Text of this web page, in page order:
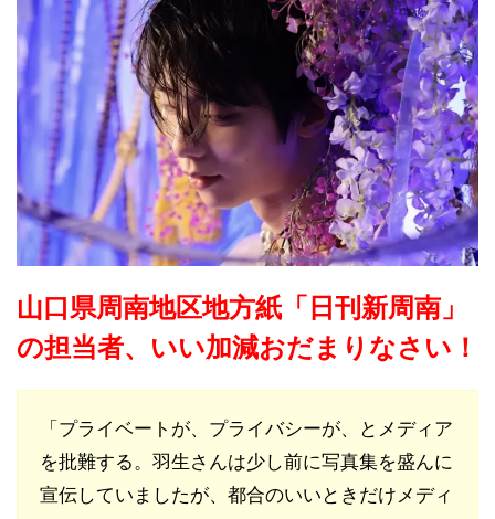
山口県周南地区地方紙「日刊新周南」
の担当者、いい加減おだまりなさい！
「プライベートが、プライバシーが、とメディア
を批難する。羽生さんは少し前に写真集を盛んに
宣伝していましたが、都合のいいときだけメディ